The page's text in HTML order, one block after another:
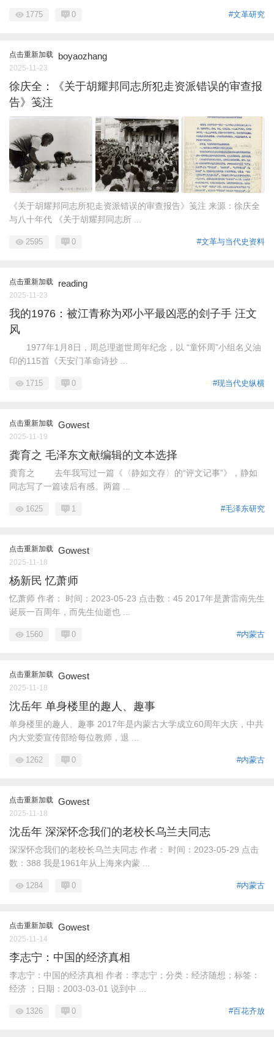
#文革研究
1775 0
点击重新加载 boyaozhang
2025-11-23
徐庆全：《关于胡耀邦同志所犯走资派错误的审查报
告》笺注
《关于胡耀邦同志所犯走资派错误的审查报告》笺注 来源：徐庆全
与八十年代 《关于胡耀邦同志所 ...
#文革与当代史资料
2595 0
点击重新加载 reading
2025-11-23
我的1976：被江青称为邓小平最凶恶的刽子手 汪文
风
1977年1月8日，周总理逝世周年纪念，以 “童怀周”小组名义油
印的115首《天安门革命诗抄 ...
#现当代史纵横
1715 0
点击重新加载 Gowest
2025-11-19
龚育之 毛泽东文献编辑的文本选择
龚育之 去年我写过一篇《〈静如文存〉的“评文记事”》，静如
同志写了一篇读后有感。两篇 ...
#毛泽东研究
1625 1
点击重新加载 Gowest
2025-11-18
杨新民 忆萧师
忆萧师 作者： 时间：2023-05-23 点击数：45 2017年是萧雷南先生
诞辰一百周年，而先生仙逝也 ...
#内蒙古
1560 0
点击重新加载 Gowest
2025-11-18
沈岳年 单身楼里的趣人、趣事
单身楼里的趣人、趣事 2017年是内蒙古大学成立60周年大庆，中共
内大党委宣传部给每位教师，退 ...
#内蒙古
1262 0
点击重新加载 Gowest
2025-11-18
沈岳年 深深怀念我们的老校长乌兰夫同志
深深怀念我们的老校长乌兰夫同志 作者： 时间：2023-05-29 点击
数：388 我是1961年从上海来内蒙 ...
#内蒙古
1284 0
点击重新加载 Gowest
2025-11-14
李志宁：中国的经济真相
李志宁：中国的经济真相 作者：李志宁；分类：经济随想；标签：
经济 ；日期：2003-03-01 说到中 ...
#百花齐放
1326 0